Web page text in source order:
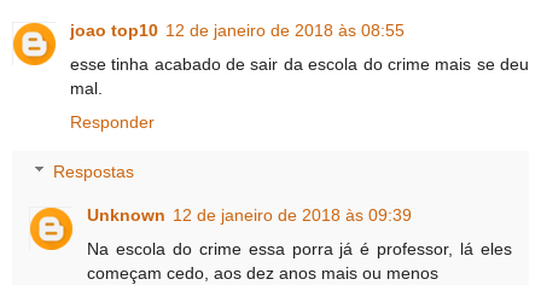
joao top10 12 de janeiro de 2018 às 08:55
esse tinha acabado de sair da escola do crime mais se deu
mal.
Responder
Respostas
Unknown 12 de janeiro de 2018 às 09:39
Na escola do crime essa porra já é professor, lá eles
começam cedo, aos dez anos mais ou menos